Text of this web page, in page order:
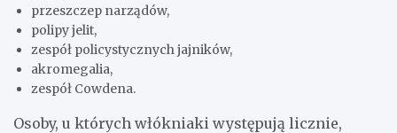
przeszczep narządów,
polipy jelit,
zespół policystycznych jajników,
akromegalia,
zespół Cowdena.
Osoby, u których włókniaki występują licznie,